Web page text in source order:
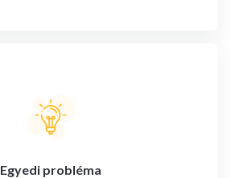
Egyedi probléma